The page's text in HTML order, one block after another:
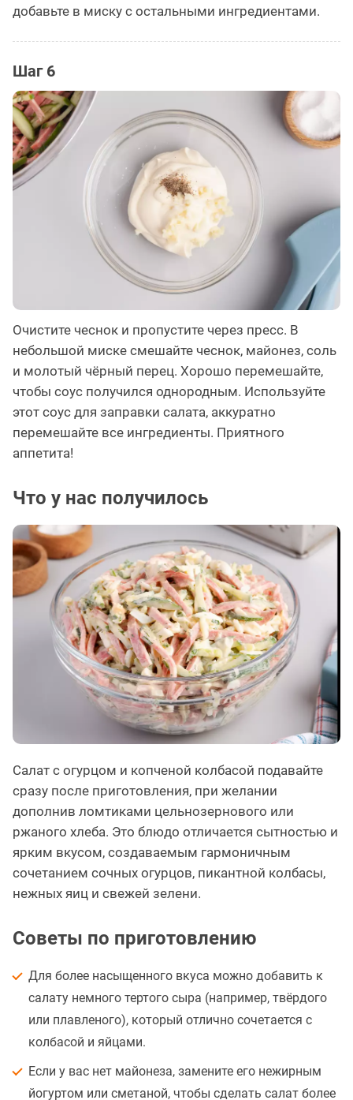
добавьте в миску с остальными ингредиентами.
Шаг 6
Очистите чеснок и пропустите через пресс. В
небольшой миске смешайте чеснок, майонез, соль
и молотый чёрный перец. Хорошо перемешайте,
чтобы соус получился однородным. Используйте
этот соус для заправки салата, аккуратно
перемешайте все ингредиенты. Приятного
аппетита!
Что у нас получилось
Салат с огурцом и копченой колбасой подавайте
сразу после приготовления, при желании
дополнив ломтиками цельнозернового или
ржаного хлеба. Это блюдо отличается сытностью и
ярким вкусом, создаваемым гармоничным
сочетанием сочных огурцов, пикантной колбасы,
нежных яиц и свежей зелени.
Советы по приготовлению
Для более насыщенного вкуса можно добавить к
салату немного тертого сыра (например, твёрдого
или плавленого), который отлично сочетается с
колбасой и яйцами.
Если у вас нет майонеза, замените его нежирным
йогуртом или сметаной, чтобы сделать салат более